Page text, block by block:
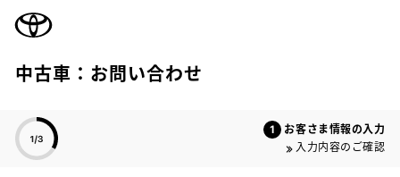
中古車：お問い合わせ
お客さま情報の入力
入力内容のご確認